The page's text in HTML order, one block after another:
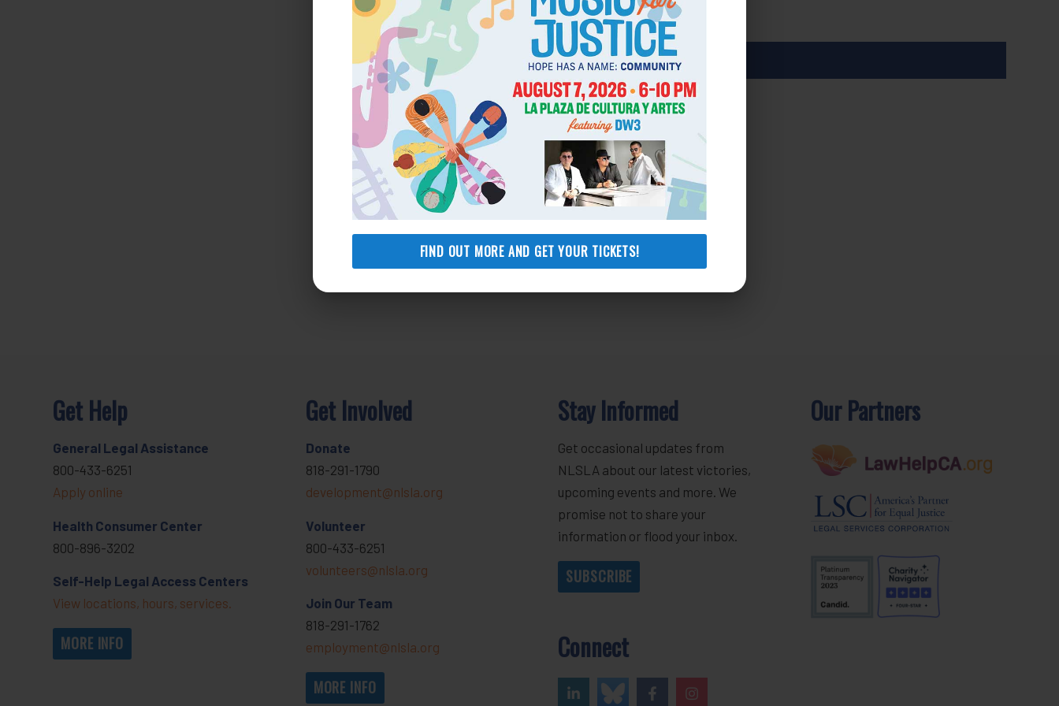
FIND OUT MORE AND GET YOUR TICKETS!
Add to calendar
Get Help
General Legal Assistance
800-433-6251
Apply online
Health Consumer Center
800-896-3202
Self-Help Legal Access Centers
View locations, hours, services.
MORE INFO
Get Involved
Donate
818-291-1790
development@nlsla.org
Volunteer
800-433-6251
volunteers@nlsla.org
Join Our Team
818-291-1762
employment@nlsla.org
MORE INFO
Stay Informed
Get occasional updates from
NLSLA about our latest victories,
upcoming events and more. We
promise not to share your
information or flood your inbox.
SUBSCRIBE
Connect
Our Partners